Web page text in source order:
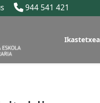
944 541 421
Ikastetxea